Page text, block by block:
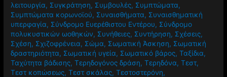
λειτουργία, Συγκράτηση, Συμβουλές, Συμπτώματα,
Συμπτώματα κορωνοϊού, Συναισθήματα, Συναισθηματική
υπερφαγία, Σύνδρομο Ευερέθιστου Εντέρου, Σύνδρομο
πολυκυστικών ωοθηκών, Συνήθειες, Συντήρηση, Σχέσεις,
Σχέση, Σχιζοφρένεια, Σώμα, Σωματική Άσκηση, Σωματική
δραστηριότητα, Σωματική υγεία, Σωματικό βάρος,Ταξίδια,
Ταχύτητα βάδισης,Τερηδογόνος δράση,Τερηδόνα,Τεστ,
Τεστ κοπώσεως,Τεστ σκάλας,Τεστοστερόνη,